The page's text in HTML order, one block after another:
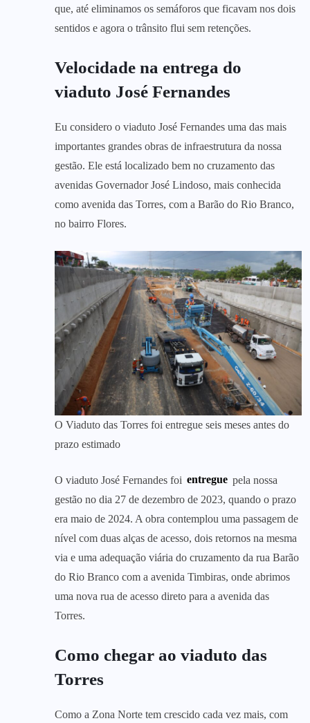
que, até eliminamos os semáforos que ficavam nos dois
sentidos e agora o trânsito flui sem retenções.
Velocidade na entrega do
viaduto José Fernandes
Eu considero o viaduto José Fernandes uma das mais
importantes grandes obras de infraestrutura da nossa
gestão. Ele está localizado bem no cruzamento das
avenidas Governador José Lindoso, mais conhecida
como avenida das Torres, com a Barão do Rio Branco,
no bairro Flores.
O Viaduto das Torres foi entregue seis meses antes do
prazo estimado
O viaduto José Fernandes foi entregue pela nossa
gestão no dia 27 de dezembro de 2023, quando o prazo
era maio de 2024. A obra contemplou uma passagem de
nível com duas alças de acesso, dois retornos na mesma
via e uma adequação viária do cruzamento da rua Barão
do Rio Branco com a avenida Timbiras, onde abrimos
uma nova rua de acesso direto para a avenida das
Torres.
Como chegar ao viaduto das
Torres
Como a Zona Norte tem crescido cada vez mais, com